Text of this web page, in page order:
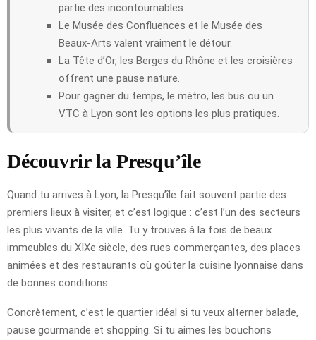
partie des incontournables.
Le Musée des Confluences et le Musée des
Beaux-Arts valent vraiment le détour.
La Tête d’Or, les Berges du Rhône et les croisières
offrent une pause nature.
Pour gagner du temps, le métro, les bus ou un
VTC à Lyon sont les options les plus pratiques.
Découvrir la Presqu’île
Quand tu arrives à Lyon, la Presqu’île fait souvent partie des
premiers lieux à visiter, et c’est logique : c’est l’un des secteurs
les plus vivants de la ville. Tu y trouves à la fois de beaux
immeubles du XIXe siècle, des rues commerçantes, des places
animées et des restaurants où goûter la cuisine lyonnaise dans
de bonnes conditions.
Concrètement, c’est le quartier idéal si tu veux alterner balade,
pause gourmande et shopping. Si tu aimes les bouchons